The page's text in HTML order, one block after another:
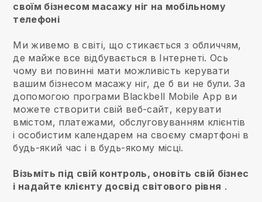
своїм бізнесом масажу ніг на мобільному
телефоні
Ми живемо в світі, що стикається з обличчям,
де майже все відбувається в Інтернеті. Ось
чому ви повинні мати можливість керувати
вашим бізнесом масажу ніг, де б ви не були. За
допомогою програми Blackbell Mobile App ви
можете створити свій веб-сайт, керувати
вмістом, платежами, обслуговуванням клієнтів
і особистим календарем на своєму смартфоні в
будь-який час і в будь-якому місці.
Візьміть під свій контроль, оновіть свій бізнес
і надайте клієнту досвід світового рівня .